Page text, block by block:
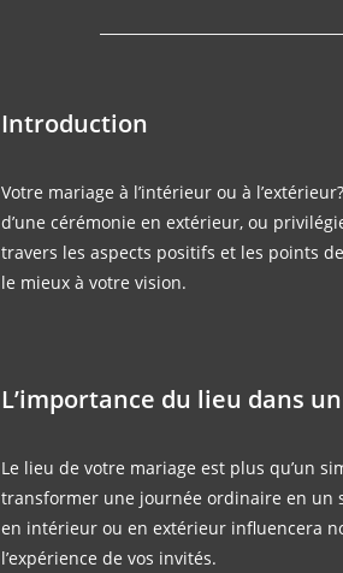
Introduction
Votre mariage à l’intérieur ou à
d’une cérémonie en extérieur, ou
travers les aspects positifs et les points
le mieux à votre vision.
L’importance du lieu dans
Le lieu de votre mariage est plus qu’un
transformer une journée ordinaire en un
en intérieur ou en extérieur influencera
l’expérience de vos invités.